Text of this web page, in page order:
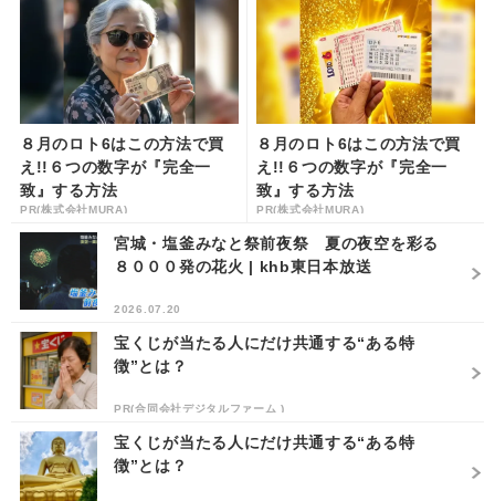
８月のロト6はこの方法で買
え!!６つの数字が『完全一
致』する方法
PR(株式会社MURA)
８月のロト6はこの方法で買
え!!６つの数字が『完全一
致』する方法
PR(株式会社MURA)
宮城・塩釜みなと祭前夜祭 夏の夜空を彩る
８０００発の花火 | khb東日本放送
2026.07.20
宝くじが当たる人にだけ共通する“ある特
徴”とは？
PR(合同会社デジタルファーム )
宝くじが当たる人にだけ共通する“ある特
徴”とは？